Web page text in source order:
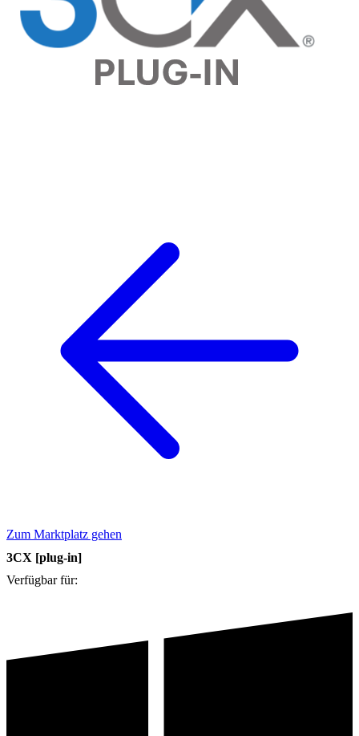
Zum Marktplatz gehen
3CX [plug-in]
Verfügbar für: